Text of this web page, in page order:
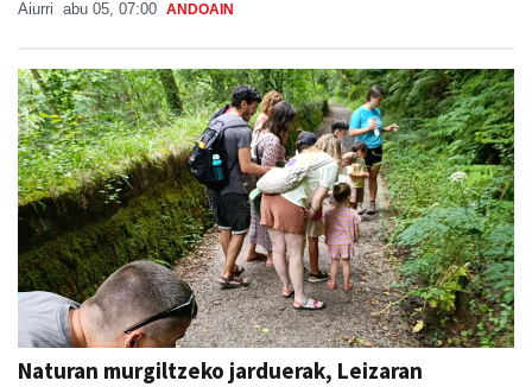
Naturan murgiltzeko jarduerak, Leizaran
Bisitarien Etxearen eskutik